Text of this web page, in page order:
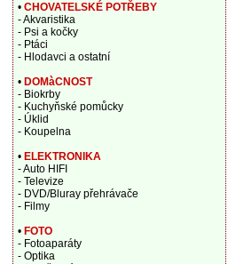
• CHOVATELSKÉ POTŘEBY
- Akvaristika
- Psi a kočky
- Ptáci
- Hlodavci a ostatní
• DOMàCNOST
- Biokrby
- Kuchyňské pomůcky
- Úklid
- Koupelna
• ELEKTRONIKA
- Auto HIFI
- Televize
- DVD/Bluray přehrávače
- Filmy
• FOTO
- Fotoaparáty
- Optika